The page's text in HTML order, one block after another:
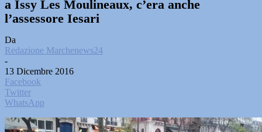
a Issy Les Moulineaux, c’era anche
l’assessore Iesari
Da
Redazione Marchenews24
-
13 Dicembre 2016
Facebook
Twitter
WhatsApp